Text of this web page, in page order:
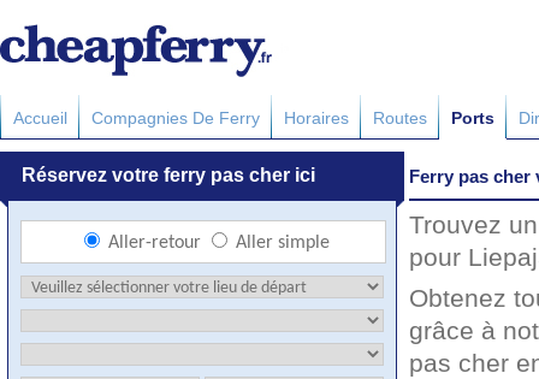
Accueil Compagnies De Ferry Horaires Routes Ports
Ferry pas cher
Trouvez
pour
Obtenez
grâce à
pas cher